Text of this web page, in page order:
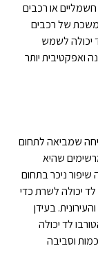
או רכבים
של רכבים
יכולה לשמש
ואפקטיבית יותר
שמביאה לתחום
שהיא
שיפור ניכר בתחום
יכולה לשרת כדי
בעידן
לד יכולה
וסביבה